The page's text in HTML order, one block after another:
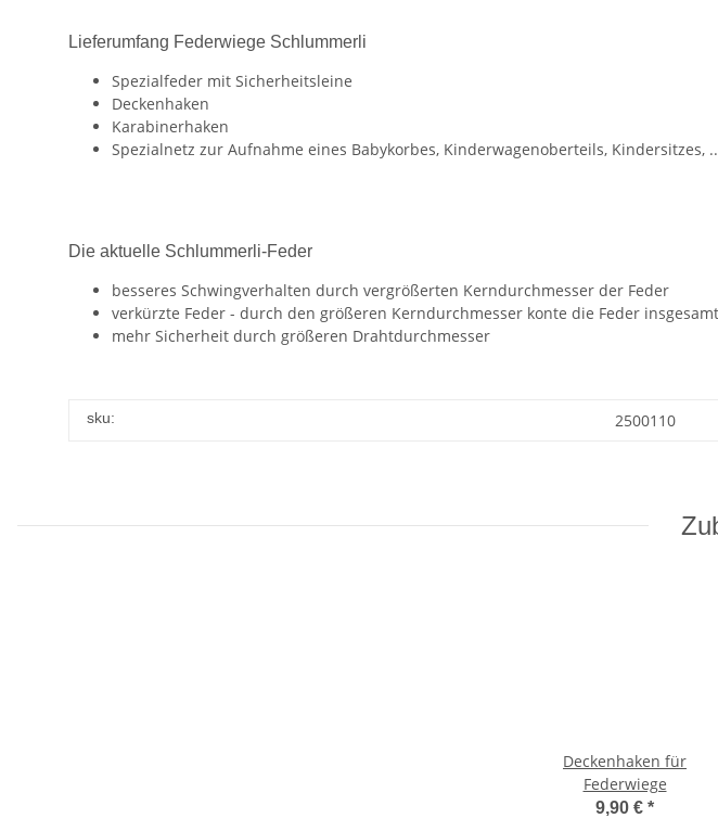
Lieferumfang Federwiege Schlummerli
Spezialfeder mit Sicherheitsleine
Deckenhaken
Karabinerhaken
Spezialnetz zur Aufnahme eines Babykorbes, Kinderwagenoberteils, Kindersitzes,
Die aktuelle Schlummerli-Feder
besseres Schwingverhalten durch vergrößerten Kerndurchmesser der Feder
verkürzte Feder - durch den größeren Kerndurchmesser konte die Feder
mehr Sicherheit durch größeren Drahtdurchmesser
sku: 2500110
Deckenhaken für
Federwiege
9,90 € *